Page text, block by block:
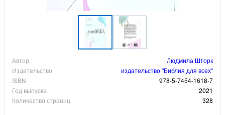
Автор
Людмила Шторк
Издательство
издательство "Библия для всех"
ISBN
978-5-7454-1618-7
Год выпуска
2021
Количество страниц
328